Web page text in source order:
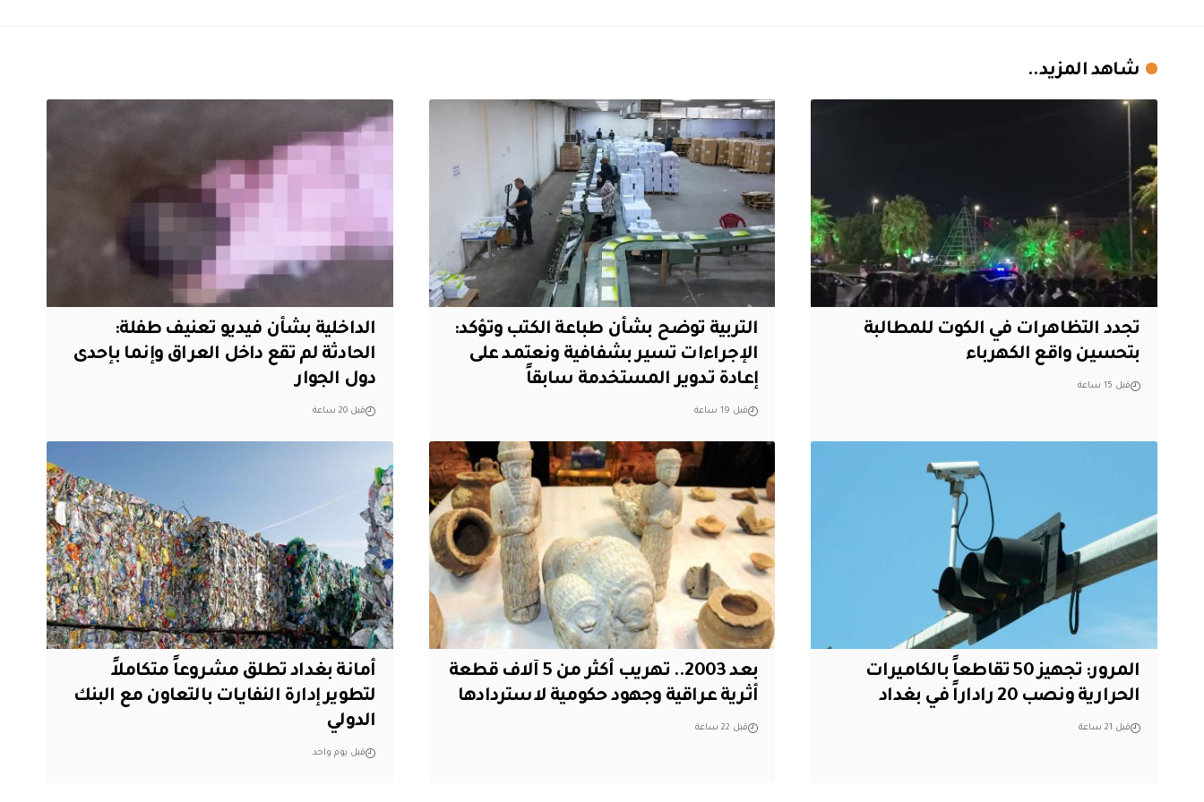
شاهد المزيد..
تجدد التظاهرات في الكوت للمطالبة
بتحسين واقع الكهرباء
قبل 15 ساعة
التربية توضح بشأن طباعة الكتب وتؤكد:
الإجراءات تسير بشفافية ونعتمد على
إعادة تدوير المستخدمة سابقاً
قبل 19 ساعة
الداخلية بشأن فيديو تعنيف طفلة:
الحادثة لم تقع داخل العراق وإنما بإحدى
دول الجوار
قبل 20 ساعة
المرور: تجهيز 50 تقاطعاً بالكاميرات
الحرارية ونصب 20 راداراً في بغداد
قبل 21 ساعة
بعد 2003.. تهريب أكثر من 5 آلاف قطعة
أثرية عراقية وجهود حكومية لاستردادها
قبل 22 ساعة
أمانة بغداد تطلق مشروعاً متكاملاً
لتطوير إدارة النفايات بالتعاون مع البنك
الدولي
قبل يوم واحد